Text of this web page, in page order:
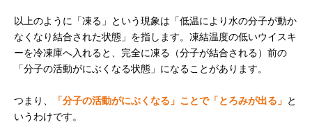
以上のように「凍る」という現象は「低温により水の分子が動か
なくなり結合された状態」を指します。凍結温度の低いウイスキ
ーを冷凍庫へ入れると、完全に凍る（分子が結合される）前の
「分子の活動がにぶくなる状態」になることがあります。
つまり、 「分子の活動がにぶくなる」ことで「とろみが出る」 と
いうわけです。